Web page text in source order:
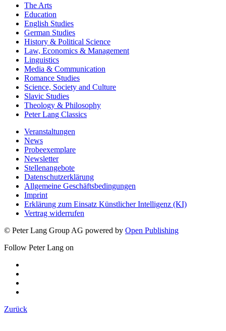
The Arts
Education
English Studies
German Studies
History & Political Science
Law, Economics & Management
Linguistics
Media & Communication
Romance Studies
Science, Society and Culture
Slavic Studies
Theology & Philosophy
Peter Lang Classics
Veranstaltungen
News
Probeexemplare
Newsletter
Stellenangebote
Datenschutzerklärung
Allgemeine Geschäftsbedingungen
Imprint
Erklärung zum Einsatz Künstlicher Intelligenz (KI)
Vertrag widerrufen
© Peter Lang Group AG powered by Open Publishing
Follow Peter Lang on
Zurück